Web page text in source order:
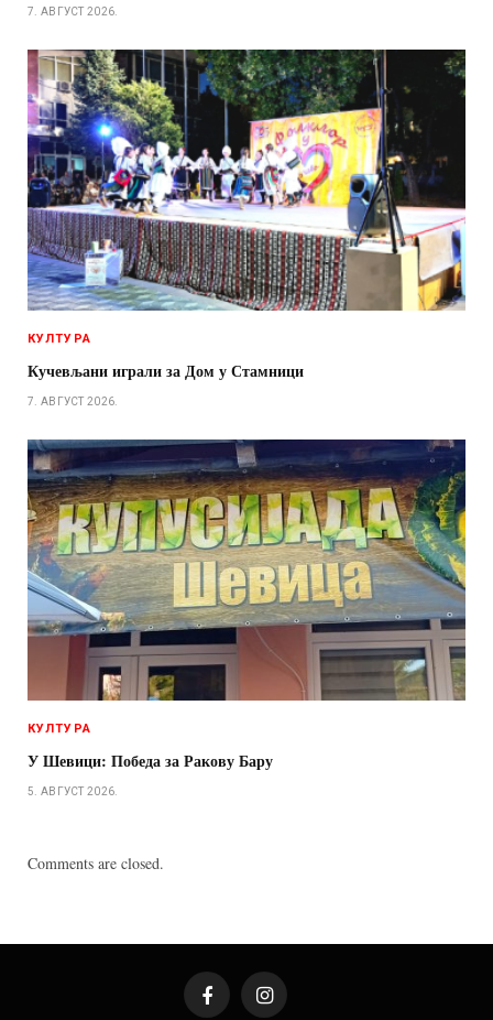
7. АВГУСТ 2026.
КУЛТУРА
Кучевљани играли за Дом у Стамници
7. АВГУСТ 2026.
КУЛТУРА
У Шевици: Победа за Ракову Бару
5. АВГУСТ 2026.
Comments are closed.
FacebookInstagram